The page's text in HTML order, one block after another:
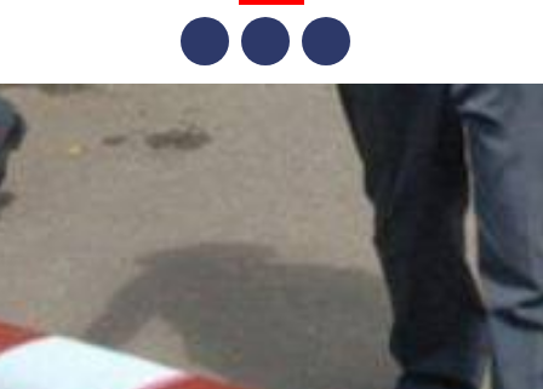
FacebookTwitterTelegram